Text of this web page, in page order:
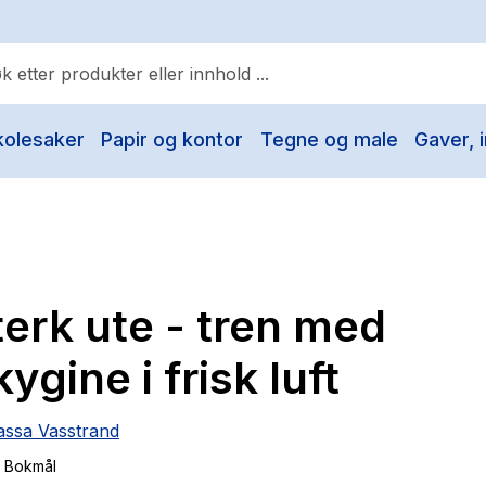
Papir og kontor Tegne og male Gaver,
søk
trening
Housemaid
ute - tren med
i frisk luft
Vasstrand
Bokmål